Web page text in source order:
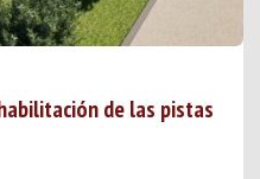
de las pistas